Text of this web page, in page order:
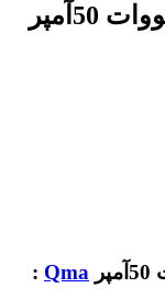
موارد استفاده از اینورتر 11کیلووات 50آمپر
Qma
: